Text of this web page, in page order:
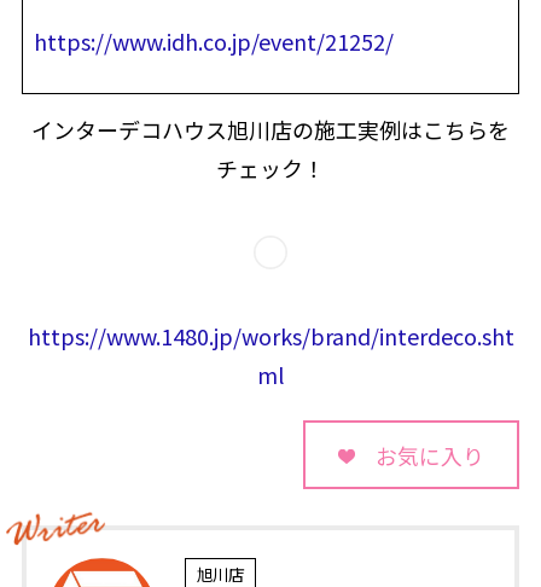
https://www.idh.co.jp/event/21252/
インターデコハウス旭川店の施工実例はこちらを
チェック！
https://www.1480.jp/works/brand/interdeco.sht
ml
お気に入り
旭川店